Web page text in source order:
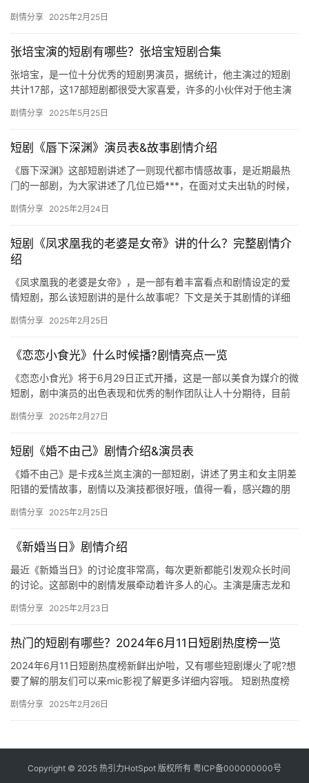
是…
剧情分享 2025年2月25日
张培宝演的短剧有哪些？张培宝短剧合集
张培宝，是一位十分优秀的短剧男演员，据统计，他主演过的短剧
共计17部，这17部短剧都很受大家喜爱，许多的小伙伴对于他主演
张…
剧情分享 2025年5月25日
短剧《唇下深渊》演员表&故事剧情介绍
《唇下深渊》这部短剧讲述了一则现代都市情感故事，是近期最热
门的一部剧，为大家讲述了几位已婚***，在面对丈夫出轨的时候，
相…
剧情分享 2025年2月24日
短剧《凤求凰我的老婆是女帝》讲的什么？完整剧情介
绍
《凤求凰我的老婆是女帝》，是一部有着丰富看点和剧情设定的爱
情短剧，那么该短剧讲的是什么故事呢？下文是关于其剧情的详细
求…
剧情分享 2025年2月25日
《恋恋小食光》什么时候播?剧情亮点一览
《恋恋小食光》将于6月29日正式开播，这是一部以美食为媒介的微
短剧，剧中演员的出色表现和优秀的制作团队让人十分期待，目前
这…
剧情分享 2025年2月27日
短剧《婚不由己》剧情介绍&演员表
《婚不由己》是卡戎&兰岚主演的一部短剧，讲述了男主和女主阴差
阳错的爱情故事，剧情以及演技都很好哦，值得一看，感兴趣的朋
剧情分享 2025年2月25日
《新婚当日》剧情介绍
最近《新婚当日》的讨论度非常高，每次更新都能引发观众长时间
的讨论。这部剧中的剧情发展牵动着许多人的心。主演是唐志龙和
集…
剧情分享 2025年2月23日
热门的短剧有哪些？2024年6月11日短剧热度榜一览
2024年6月11日短剧热度榜新鲜出炉啦，又有哪些短剧爆火了呢?想
要了解的朋友们可以来mic影视了解更多详细内容哦。 短剧热度榜
剧情分享 2025年2月26日
Copyright © 2025 热引力HotSpot 版权所有 粤ICP备000000000号